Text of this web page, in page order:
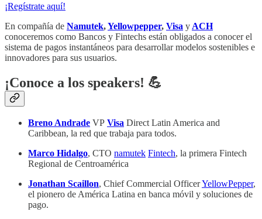
¡Regístrate aquí!
En compañía de Namutek,Yellowpepper, Visa y ACH
conoceremos como Bancos y Fintechs están obligados a conocer el
sistema de pagos instantáneos para desarrollar modelos sostenibles e
innovadores para sus usuarios.
¡Conoce a los speakers! 💪
Breno Andrade VP Visa Direct Latin America and
Caribbean, la red que trabaja para todos.
Marco Hidalgo, CTO namutek Fintech, la primera Fintech
Regional de Centroamérica
Jonathan Scaillon, Chief Commercial OfficerYellowPepper,
el pionero de América Latina en banca móvil y soluciones de
pago.